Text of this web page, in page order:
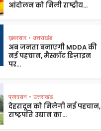
आंदोलन को मिली राष्ट्रीय...
ख़बरसार • उत्तराखंड
अब जनता बनाएगी MDDA की
नई पहचान, मैस्कॉट डिज़ाइन
पर...
प्रशासन • उत्तराखंड
देहरादून को मिलेगी नई पहचान,
राष्ट्रपति उद्यान का...